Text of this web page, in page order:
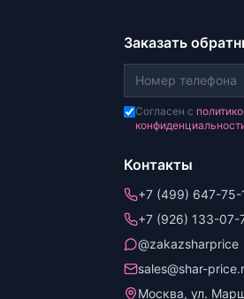
Заказать
Согласен с
Контакты
+7 (499) 647-75-
+7 (926) 133-07-
@zakazsharprice
sales@shar-
Москва, ул.